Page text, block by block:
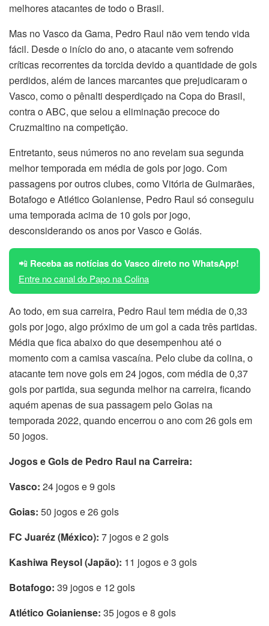
melhores atacantes de todo o Brasil.
Mas no Vasco da Gama, Pedro Raul não vem tendo vida
fácil. Desde o início do ano, o atacante vem sofrendo
críticas recorrentes da torcida devido a quantidade de gols
perdidos, além de lances marcantes que prejudicaram o
Vasco, como o pênalti desperdiçado na Copa do Brasil,
contra o ABC, que selou a eliminação precoce do
Cruzmaltino na competição.
Entretanto, seus números no ano revelam sua segunda
melhor temporada em média de gols por jogo. Com
passagens por outros clubes, como Vitória de Guimarães,
Botafogo e Atlético Goianiense, Pedro Raul só conseguiu
uma temporada acima de 10 gols por jogo,
desconsiderando os anos por Vasco e Goiás.
📲 Receba as notícias do Vasco direto no WhatsApp!
Entre no canal do Papo na Colina
Ao todo, em sua carreira, Pedro Raul tem média de 0,33
gols por jogo, algo próximo de um gol a cada três partidas.
Média que fica abaixo do que desempenhou até o
momento com a camisa vascaína. Pelo clube da colina, o
atacante tem nove gols em 24 jogos, com média de 0,37
gols por partida, sua segunda melhor na carreira, ficando
aquém apenas de sua passagem pelo Goias na
temporada 2022, quando encerrou o ano com 26 gols em
50 jogos.
Jogos e Gols de Pedro Raul na Carreira:
Vasco: 24 jogos e 9 gols
Goias: 50 jogos e 26 gols
FC Juaréz (México): 7 jogos e 2 gols
Kashiwa Reysol (Japão): 11 jogos e 3 gols
Botafogo: 39 jogos e 12 gols
Atlético Goianiense: 35 jogos e 8 gols